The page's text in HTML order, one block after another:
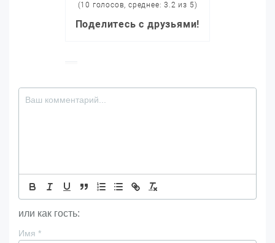
(10 голосов, среднее: 3.2 из 5)
Поделитесь с друзьями!
или как гость:
Имя *